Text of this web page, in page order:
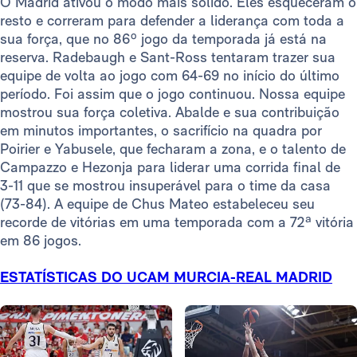
resto e correram para defender a liderança com toda a
sua força, que no 86º jogo da temporada já está na
reserva. Radebaugh e Sant-Ross tentaram trazer sua
equipe de volta ao jogo com 64-69 no início do último
período. Foi assim que o jogo continuou. Nossa equipe
mostrou sua força coletiva. Abalde e sua contribuição
em minutos importantes, o sacrifício na quadra por
Poirier e Yabusele, que fecharam a zona, e o talento de
Campazzo e Hezonja para liderar uma corrida final de
3-11 que se mostrou insuperável para o time da casa
(73-84). A equipe de Chus Mateo estabeleceu seu
recorde de vitórias em uma temporada com a 72ª vitória
em 86 jogos.
ESTATÍSTICAS DO UCAM MURCIA-REAL MADRID